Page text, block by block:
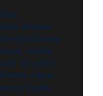
kanssa.
olisiko
tai jokin
oikea
tueksi.